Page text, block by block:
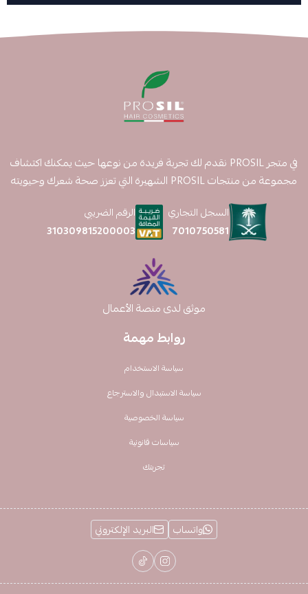
روابط مهمة
سياسة الاستخدام
سياسة الاستبدال والاسترجاع
سياسة الخصوصية
سياسات قانونية
تجربتك
في متجر PROSIL نقدم لك تجربة فريدة من نوعها حيث يمكنك اكتشاف
مجموعة من منتجات PROSIL الشهيرة التي تعزز صحة شعرك وحيويته
السجل التجاري
7010750581
الرقم الضريبي
310309815200003
موثق لدى منصة الأعمال
واتساب البريد الإلكتروني